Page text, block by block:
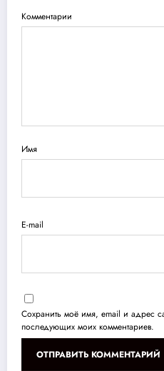
Комментарии
Имя
E-mail
Сохранить моё имя, email и адрес
последующих моих комментариев.